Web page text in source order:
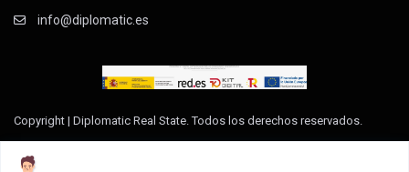
info@diplomatic.es
Copyright | Diplomatic Real State. Todos los derechos reservados.
Declaración de Accesibilidad